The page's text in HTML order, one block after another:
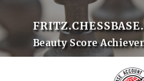
Beauty Score